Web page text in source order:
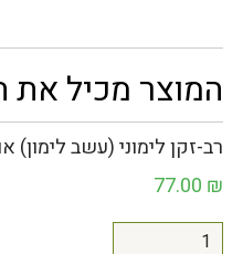
המוצר מכיל את
רב-זקן לימוני (עשב לימון)
77.00 ₪